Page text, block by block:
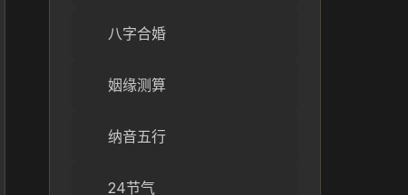
八字合婚
姻缘测算
纳音五行
24节气